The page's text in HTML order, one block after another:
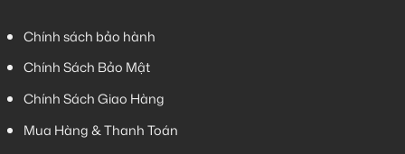
Chính sách bảo hành
Chính Sách Bảo Mật
Chính Sách Giao Hàng
Mua Hàng & Thanh Toán